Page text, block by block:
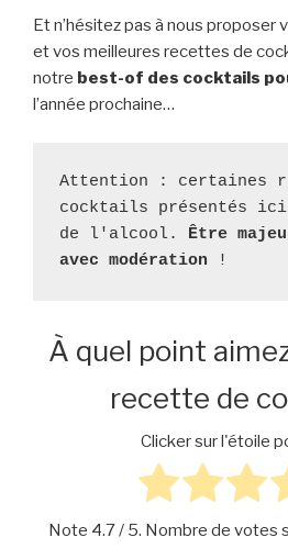
Et n’hésitez pas à nous proposer
et vos meilleures recettes de
notre best-of des cocktails
l’année prochaine…
Attention : certaines
cocktails présentés ici
de l'alcool. Être
avec modération !
À quel point
recette de
Clicker sur l'étoile
Note 4.7/ 5. Nombre de votes